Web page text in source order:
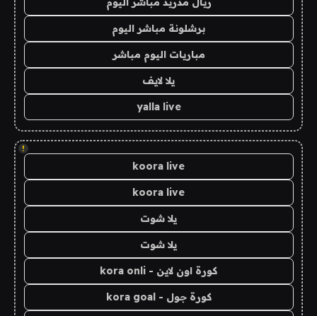
برشلونة مباشر اليوم
مباريات اليوم مباشر
يلا لايف
yalla live
!
koora live
koora live
يلا شوت
يلا شوت
كورة اون لاين - kora onli
كورة جول - kora goal